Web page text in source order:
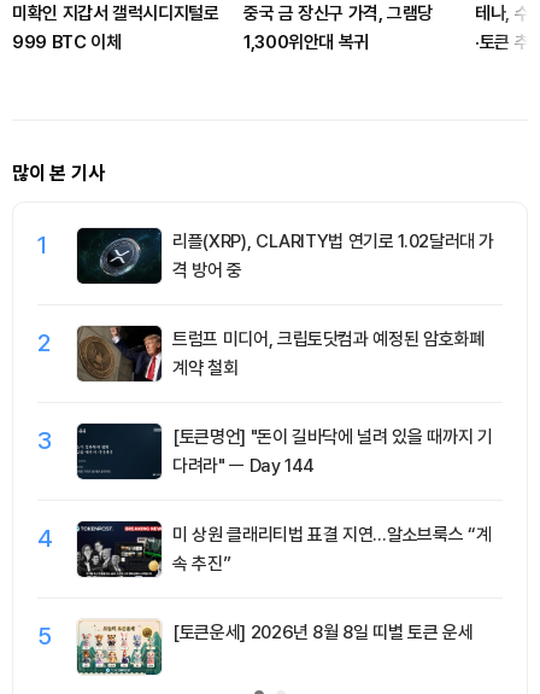
미확인 지갑서 갤럭시디지털로
999 BTC 이체
중국 금 장신구 가격, 그램당
1,300위안대 복귀
테나, 수
·토큰 추
많이 본 기사
1
리플(XRP), CLARITY법 연기로 1.02달러대 가
격 방어 중
2
트럼프 미디어, 크립토닷컴과 예정된 암호화폐
계약 철회
3
[토큰명언] "돈이 길바닥에 널려 있을 때까지 기
다려라" ㅡ Day 144
4
미 상원 클래리티법 표결 지연…알소브룩스 “계
속 추진”
5 [토큰운세] 2026년 8월 8일 띠별 토큰 운세